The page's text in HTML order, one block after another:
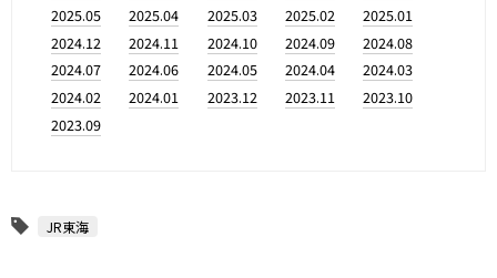
2025.05
2025.04 2025.03 2025.02
2025.01
2024.12
2024.11 2024.10 2024.09
2024.08
2024.07
2024.06 2024.05 2024.04
2024.03
2024.02
2024.01 2023.12 2023.11
2023.10
2023.09
JR東海